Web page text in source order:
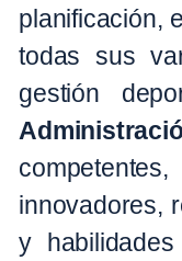
planificación,
todas sus
gestión
innovadores,
y